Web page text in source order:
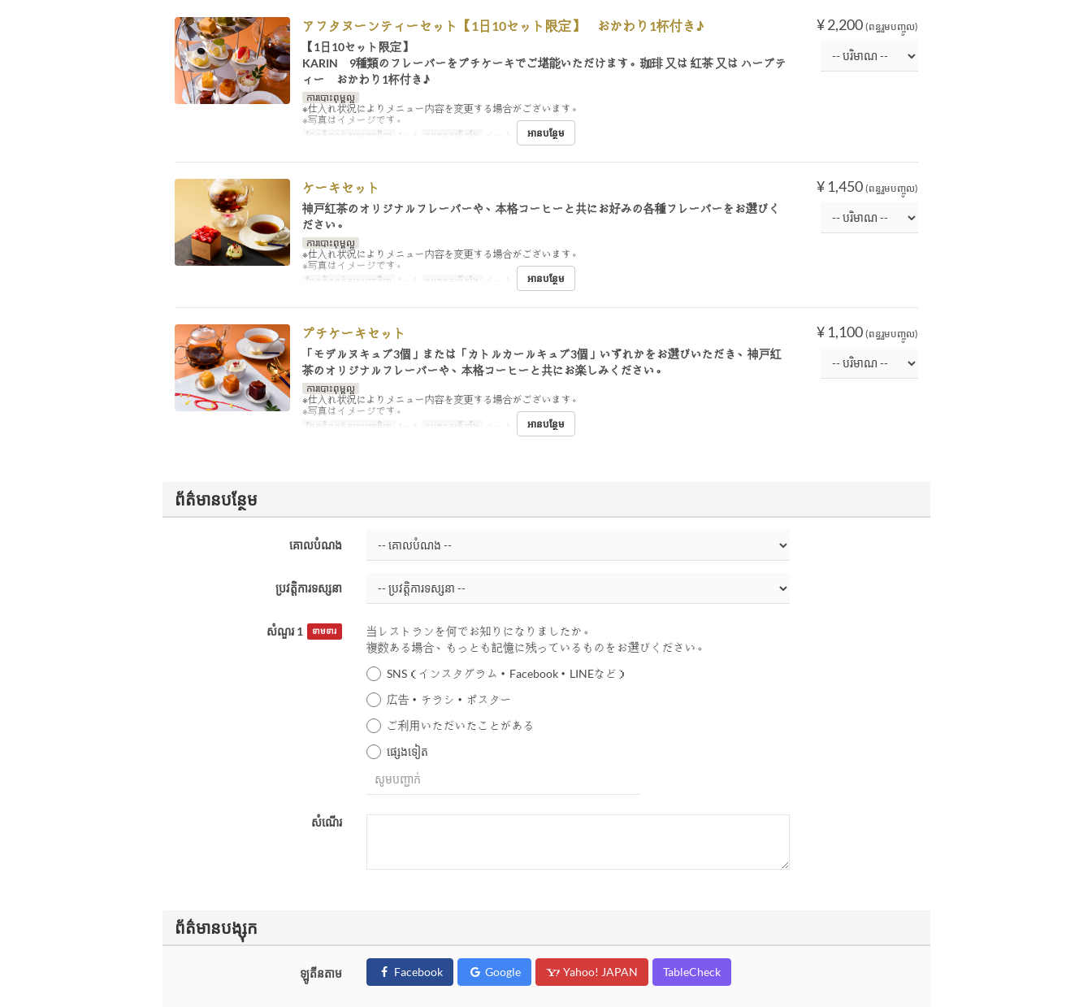
¥ 2,200 (ពន្ធរួមបញ្ចូល)
アフタヌーンティーセット【1日10セット限定】 おかわり1杯付き♪
【1日10セット限定】
KARIN 9種類のフレーバーをプチケーキでご堪能いただけます。珈琲 又は 紅茶 又は ハーブテ
ィー おかわり1杯付き♪
ការបោះពុម្ពល្អ
※仕入れ状況によりメニュー内容を変更する場合がございます。
※写真はイメージです。
ដែនកំណត់ការបញ្ជាទិញ
1 ~ 6 ប្រភេទកន្រ្ត័តាំង イートインអានបន្ថែម
¥ 1,450 (ពន្ធរួមបញ្ចូល)
ケーキセット
神戸紅茶のオリジナルフレーバーや、本格コーヒーと共にお好みの各種フレーバーをお選びく
ださい。
ការបោះពុម្ពល្អ
※仕入れ状況によりメニュー内容を変更する場合がございます。
※写真はイメージです。
ដែនកំណត់ការបញ្ជាទិញ
1 ~ 6 ប្រភេទកន្រ្ត័តាំង イートインអានបន្ថែម
¥ 1,100 (ពន្ធរួមបញ្ចូល)
プチケーキセット
「モデルヌキュブ3個」または「カトルカールキュブ3個」いずれかをお選びいただき、神戸紅
茶のオリジナルフレーバーや、本格コーヒーと共にお楽しみください。
ការបោះពុម្ពល្អ
※仕入れ状況によりメニュー内容を変更する場合がございます。
※写真はイメージです。
ដែនកំណត់ការបញ្ជាទិញ
1 ~ 6 ប្រភេទកន្រ្ត័តាំង イートインអានបន្ថែម
ព័ត៌មានបន្ថែម
គោលបំណង
ប្រវត្តិការទស្សនា
សំណួរ 1 ទាមទារ
当レストランを何でお知りになりましたか。
複数ある場合、もっとも記憶に残っているものをお選びください。
SNS（インスタグラム・Facebook・LINEなど）
広告・チラシ・ポスター
ご利用いただいたことがある
ផ្សេងទៀត
សំណើរ
ព័ត៌មានបង្សុក
ឡូតីនតាម Facebook Google Yahoo! JAPAN TableCheck